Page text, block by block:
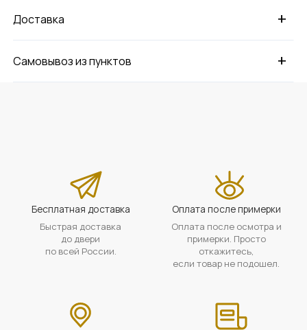
+
Доставка
+
Самовывоз из пунктов
Бесплатная доставка
Быстрая доставка
до двери
по всей России.
Оплата после примерки
Оплата после осмотра и
примерки. Просто
откажитесь,
если товар не подошел.